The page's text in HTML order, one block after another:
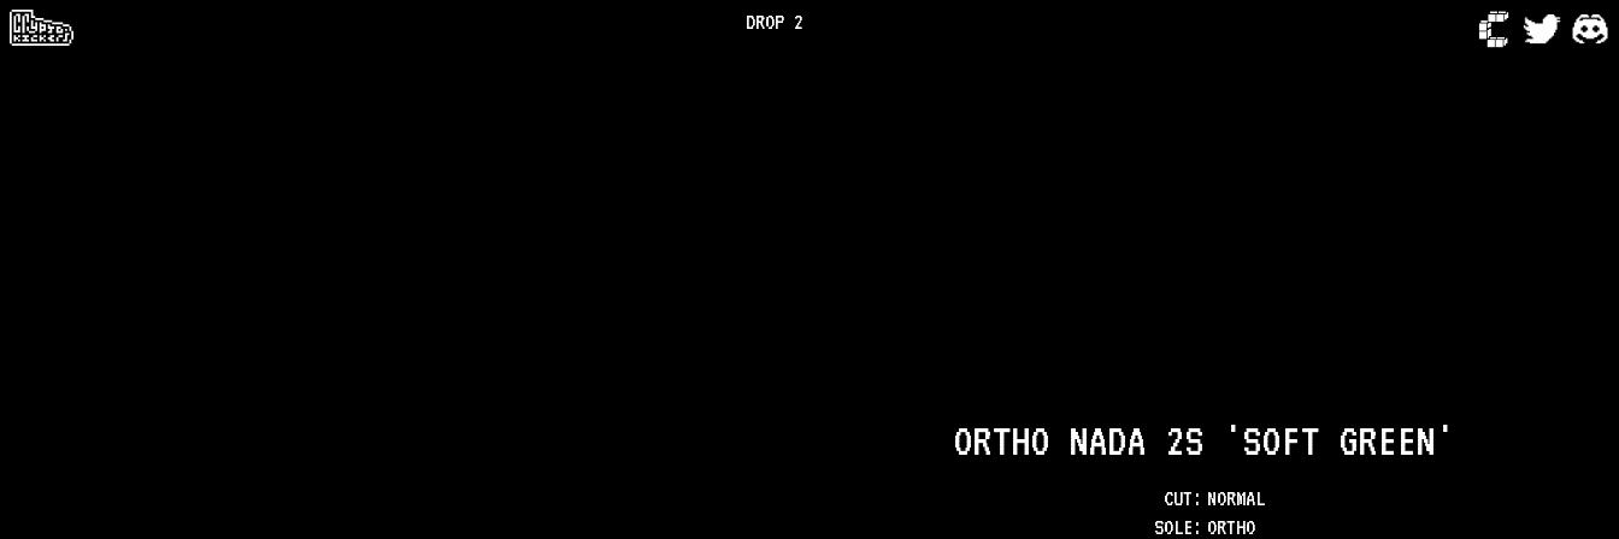
DROP 2
ORTHO NADA 2S 'SOFT GREEN'
CUT: NORMAL
SOLE : ORTHO